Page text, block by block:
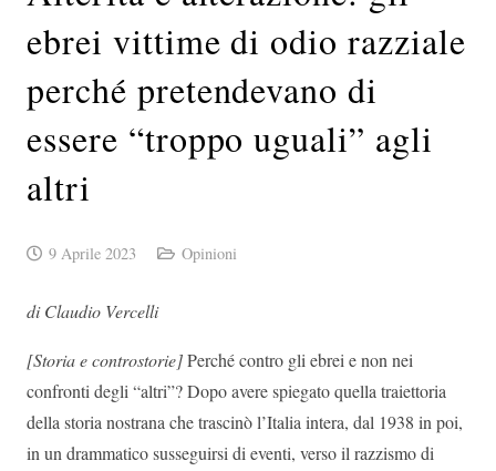
ebrei vittime di odio razziale
perché pretendevano di
essere “troppo uguali” agli
altri
9 Aprile 2023 Opinioni
di Claudio Vercelli
[Storia e controstorie]Perché contro gli ebrei e non nei
confronti degli “altri”? Dopo avere spiegato quella traiettoria
della storia nostrana che trascinò l’Italia intera, dal 1938 in poi,
in un drammatico susseguirsi di eventi, verso il razzismo di